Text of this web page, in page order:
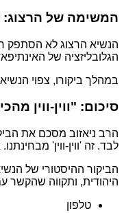
המשימה של הרצוג:
הנשיא הרצוג לא הסתפק
הגלובליזציה של
במהלך ביקורו, צפוי
סיכום: "ווין-ווין
הרב ניאזוב מסכם את
לבד. זה 'ווין-ווין'
הביקור ההיסטורי של
היהודית, ותקווה שהקשר
טלפון